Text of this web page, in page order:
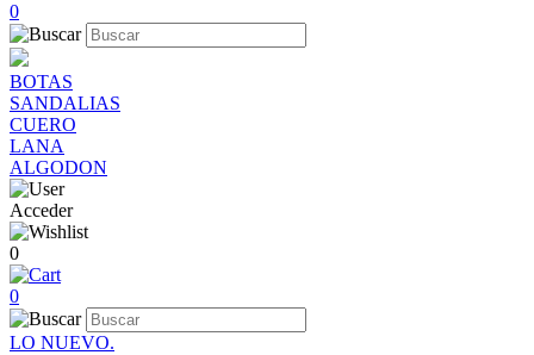
0
BOTAS
SANDALIAS
CUERO
LANA
ALGODON
Acceder
0
0
LO NUEVO.